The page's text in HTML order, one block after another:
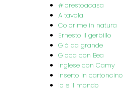
#iorestoacasa
A tavola
Colorime in natura
Ernesto il gerbillo
Giò da grande
Gioca con Bea
Inglese con Camy
Inserto in cartoncino
Io e il mondo